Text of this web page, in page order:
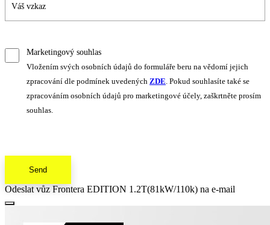
Marketingový souhlas
Vložením svých osobních údajů do formuláře beru na vědomí jejich
zpracování dle podmínek uvedených ZDE . Pokud souhlasíte také se
zpracováním osobních údajů pro marketingové účely, zaškrtněte prosím
souhlas.
Send
Odeslat vůz Frontera EDITION 1.2T(81kW/110k) na e-mail